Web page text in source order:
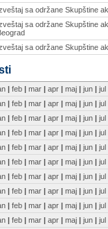
sa održane Skupštine
sa održane Skupštine
sa održane Skupštine
| feb | mar | apr | maj | jun | jul
| feb | mar | apr | maj | jun | jul
| feb | mar | apr | maj | jun | jul
| feb | mar | apr | maj | jun | jul
| feb | mar | apr | maj | jun | jul
| feb | mar | apr | maj | jun | jul
| feb | mar | apr | maj | jun | jul
| feb | mar | apr | maj | jun | jul
| feb | mar | apr | maj | jun | jul
| feb | mar | apr | maj | jun | jul